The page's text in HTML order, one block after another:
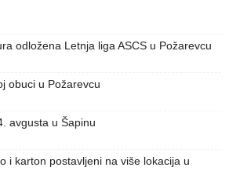
odložena Letnja liga ASCS u Požarevcu
obuci u Požarevcu
avgusta u Šapinu
i karton postavljeni na više lokacija u